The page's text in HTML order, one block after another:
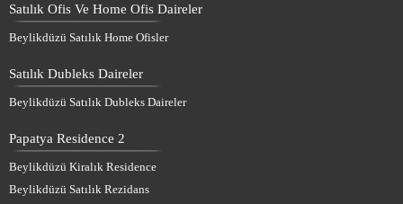
Satılık Ofis Ve Home Ofis Daireler
Beylikdüzü Satılık Home Ofisler
Satılık Dubleks Daireler
Beylikdüzü Satılık Dubleks Daireler
Papatya Residence 2
Beylikdüzü Kiralık Residence
Beylikdüzü Satılık Rezidans